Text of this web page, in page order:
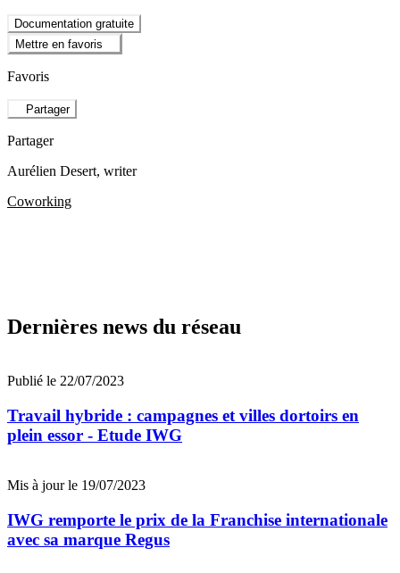
Documentation gratuite
Mettre en favoris
Favoris
Partager
Partager
Aurélien Desert, writer
Coworking
Dernières news du réseau
Publié le 22/07/2023
Travail hybride : campagnes et villes dortoirs en
plein essor - Etude IWG
Mis à jour le 19/07/2023
IWG remporte le prix de la Franchise internationale
avec sa marque Regus